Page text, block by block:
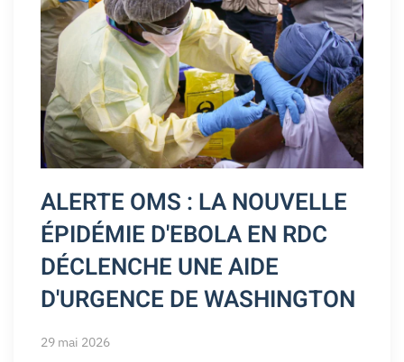
ALERTE OMS : LA NOUVELLE
ÉPIDÉMIE D'EBOLA EN RDC
DÉCLENCHE UNE AIDE
D'URGENCE DE WASHINGTON
29 mai 2026